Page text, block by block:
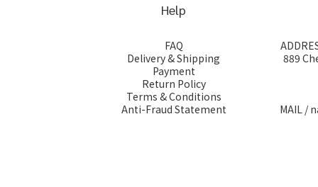
Help
FAQ
Delivery & Shipping
Payment
Return Policy
Terms & Conditions
Anti-Fraud Statement
889
MAIL /